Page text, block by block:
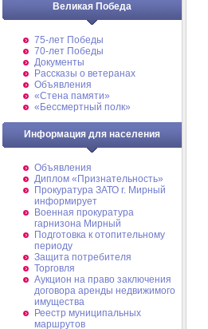
Великая Победа
75-лет Победы
70-лет Победы
Документы
Рассказы о ветеранах
Объявления
«Стена памяти»
«Бессмертный полк»
Информация для населения
Объявления
Диплом «Признательность»
Прокуратура ЗАТО г. Мирный
информирует
Военная прокуратура
гарнизона Мирный
Подготовка к отопительному
периоду
Защита потребителя
Торговля
Аукцион на право заключения
договора аренды недвижимого
имущества
Реестр муниципальных
маршрутов